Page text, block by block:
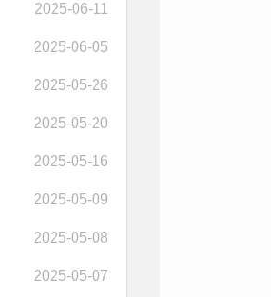
2025-06-11
2025-06-05
2025-05-26
2025-05-20
2025-05-16
2025-05-09
2025-05-08
2025-05-07